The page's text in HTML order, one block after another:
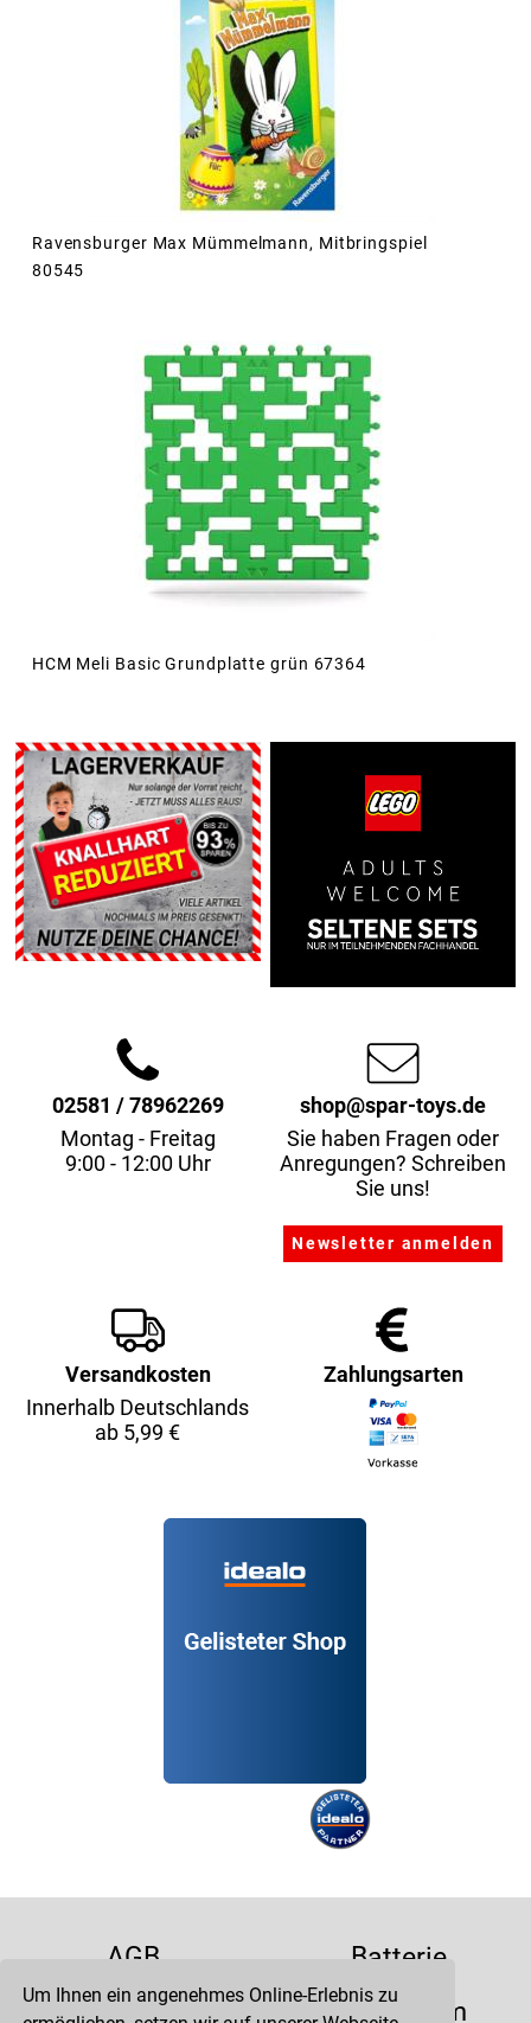
Um Ihnen ein angenehmes Online-Erlebnis zu
Ravensburger Max Mümmelmann, Mitbringspiel
80545
HCM Meli Basic Grundplatte grün 67364
02581 / 78962269
Montag - Freitag
9:00 - 12:00 Uhr
shop@spar-toys.de
Sie haben Fragen oder
Anregungen? Schreiben
Sie uns!
Versandkosten
Innerhalb Deutschlands
ab 5,99 €
Zahlungsarten
AGB
Batterie
Datenschutz
Impressum